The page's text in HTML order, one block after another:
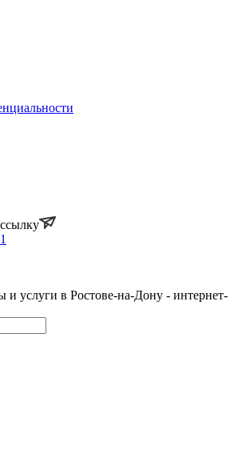
и услуги в Ростове-на-Дону - интернет-